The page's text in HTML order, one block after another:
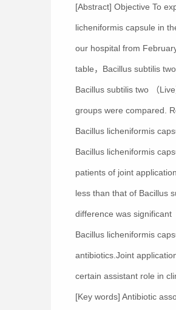
[Abstract] Objective To
licheniformis capsule in
our hospital from
table，Bacillus subtilis
Bacillus subtilis two （
groups were compared.
Bacillus licheniformis
Bacillus licheniformis
patients of joint
less than that of Bacillus
difference was significant
Bacillus licheniformis
antibiotics.Joint
certain assistant role in
[Key words] Antibiotic